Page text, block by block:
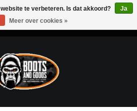
te verbeteren. Is dat akkoord?
Ja
Meer over cookies »